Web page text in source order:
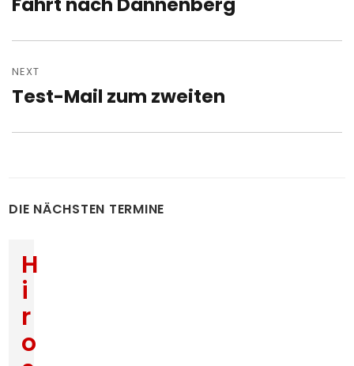
NEXT
Next
Test-Mail zum zweiten
DIE NÄCHSTEN TERMINE
H
i
r
o